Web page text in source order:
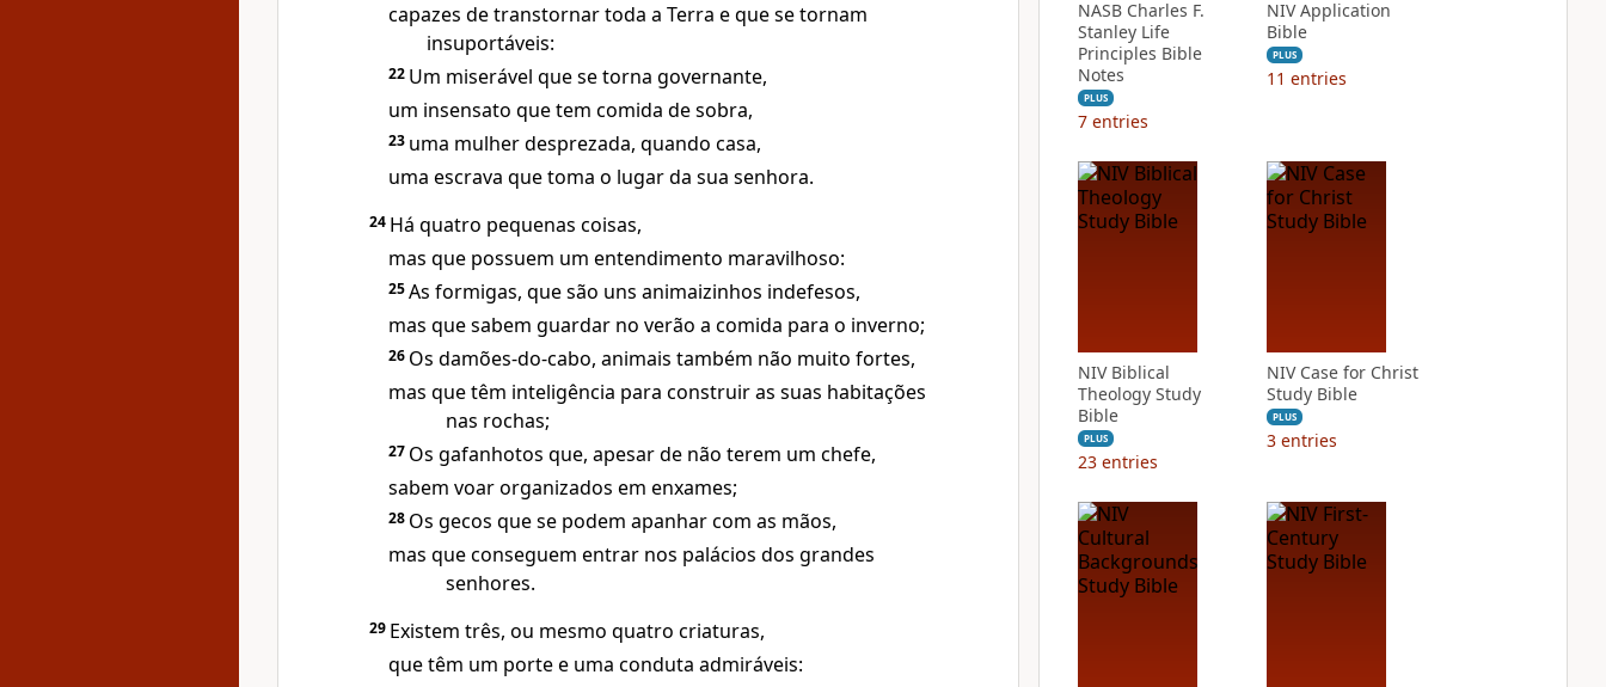
capazes de transtornar toda a Terra e que se tornam
insuportáveis:
22 Um miserável que se torna governante,
um insensato que tem comida de sobra,
23 uma mulher desprezada, quando casa,
uma escrava que toma o lugar da sua senhora.
24 Há quatro pequenas coisas,
mas que possuem um entendimento maravilhoso:
25As formigas, que são uns animaizinhos indefesos,
mas que sabem guardar no verão a comida para o inverno;
26 Os damões-do-cabo, animais também não muito fortes,
mas que têm inteligência para construir as suas habitações
nas rochas;
27 Os gafanhotos que, apesar de não terem um chefe,
sabem voar organizados em enxames;
28 Os gecos que se podem apanhar com as mãos,
mas que conseguem entrar nos palácios dos grandes
senhores.
29 Existem três, ou mesmo quatro criaturas,
que têm um porte e uma conduta admiráveis:
NASB Charles F.
Stanley Life
Principles Bible
Notes
PLUS
7 entries
NIV Application
Bible
PLUS
11 entries
NIV Biblical
Theology Study
Bible
PLUS
23 entries
NIV Case for Christ
Study Bible
PLUS
3 entries